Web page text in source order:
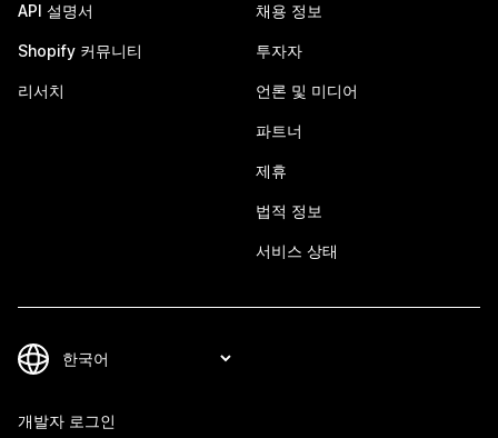
API 설명서
Shopify 커뮤니티
리서치
채용 정보
투자자
언론 및 미디어
파트너
제휴
법적 정보
서비스 상태
개발자 로그인